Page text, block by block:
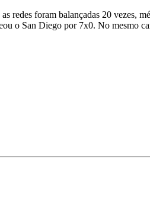
redes foram balançadas 20 vezes,
o San Diego por 7x0. No mesmo